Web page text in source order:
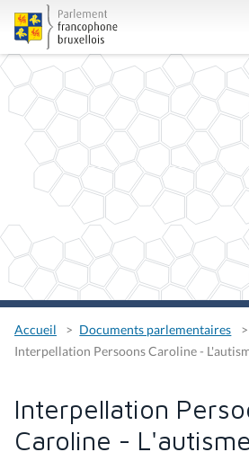
Accueil
Documents parlementaires
Interpellation Persoons Caroline -
Interpellation
Caroline - L'autisme